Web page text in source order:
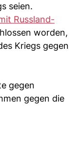
seien.
Russland-
worden,
Kriegs gegen
gegen
gegen die